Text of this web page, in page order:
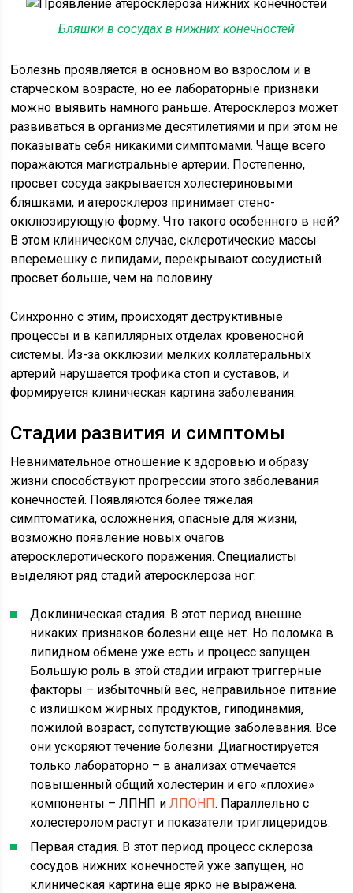
Бляшки в сосудах в нижних конечностей
Болезнь проявляется в основном во взрослом и в
старческом возрасте, но ее лабораторные признаки
можно выявить намного раньше. Атеросклероз может
развиваться в организме десятилетиями и при этом не
показывать себя никакими симптомами. Чаще всего
поражаются магистральные артерии. Постепенно,
просвет сосуда закрывается холестериновыми
бляшками, и атеросклероз принимает стено-
окклюзирующую форму. Что такого особенного в ней?
В этом клиническом случае, склеротические массы
вперемешку с липидами, перекрывают сосудистый
просвет больше, чем на половину.
Синхронно с этим, происходят деструктивные
процессы и в капиллярных отделах кровеносной
системы. Из-за окклюзии мелких коллатеральных
артерий нарушается трофика стоп и суставов, и
формируется клиническая картина заболевания.
Стадии развития и симптомы
Невнимательное отношение к здоровью и образу
жизни способствуют прогрессии этого заболевания
конечностей. Появляются более тяжелая
симптоматика, осложнения, опасные для жизни,
возможно появление новых очагов
атеросклеротического поражения. Специалисты
выделяют ряд стадий атеросклероза ног:
Доклиническая стадия. В этот период внешне
никаких признаков болезни еще нет. Но поломка в
липидном обмене уже есть и процесс запущен.
Большую роль в этой стадии играют триггерные
факторы – избыточный вес, неправильное питание
с излишком жирных продуктов, гиподинамия,
пожилой возраст, сопутствующие заболевания. Все
они ускоряют течение болезни. Диагностируется
только лабораторно – в анализах отмечается
повышенный общий холестерин и его «плохие»
компоненты – ЛПНП иЛПОНП. Параллельно с
холестеролом растут и показатели триглицеридов.
Первая стадия. В этот период процесс склероза
сосудов нижних конечностей уже запущен, но
клиническая картина еще ярко не выражена.